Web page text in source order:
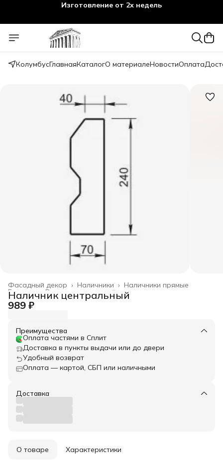
КолумбусГлавнаяКаталогО материалеНовостиОплата
Наличники прямые
Наличники ›
Фасадный декор ›
Весь архитектурный декор
Главная ›
Наличник центральный
989 ₽
Преимущества
Оплата частями в Сплит
Доставка в пункты выдачи или до двери
Удобный возврат
Оплата — картой, СБП или наличными
Доставка
О товаре Характеристики